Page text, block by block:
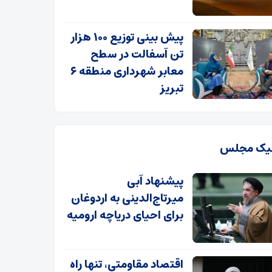
پیش بینی توزیع ۱۰۰ هزار
تن آسفالت در سطح
معابر شهرداری منطقه ۶
تبریز
مجلس
پیشنهاد آبی
میرتاج‌الدینی‌ به اردوغان
برای احیای دریاچه ارومیه
اقتصاد مقاومتی، تنها راه